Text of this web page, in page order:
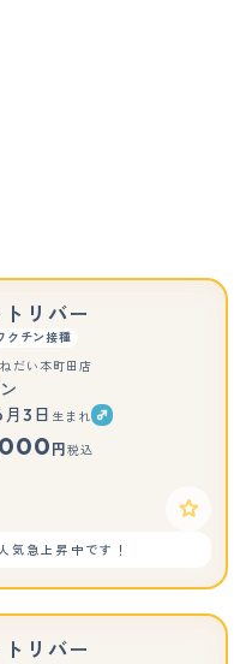
リバー
クチン接種
だい本町田店
3日 生まれ
円 税込
気急上昇中です！
リバー